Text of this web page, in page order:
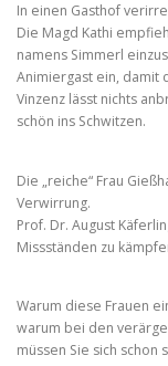
In einen Gasthof
Die Magd Kathi
namens Simmerl
Animiergast ein, damit
Vinzenz lässt nichts
schön ins Schwitzen.
Die „reiche“ Frau
Verwirrung.
Prof. Dr. August
Missständen zu
Warum diese Frauen
warum bei den
müssen Sie sich schon